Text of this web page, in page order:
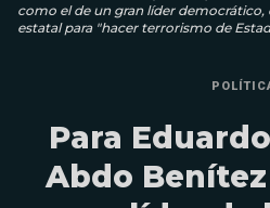
como el de un gran líder
estatal para "hacer terrorismo de
Para
Abdo